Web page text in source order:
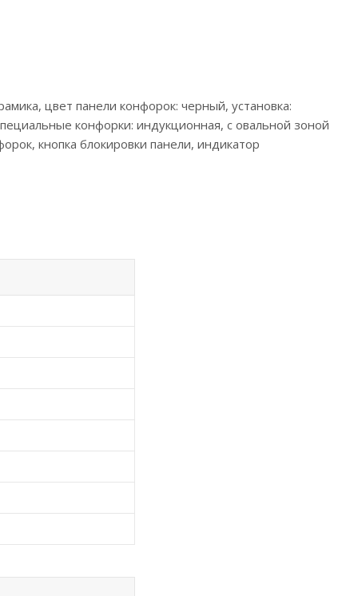
цвет панели конфорок: черный, установка:
конфорки: индукционная, с овальной зоной
кнопка блокировки панели, индикатор